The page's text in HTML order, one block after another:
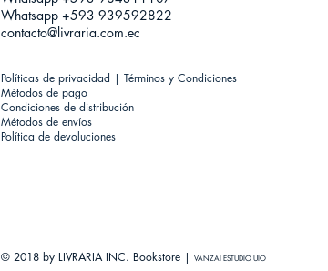
Whatsapp +593 939592822
contacto@livraria.com.ec
Políticas de privacidad | Términos y Condiciones
Métodos de pago
Condiciones de distribución
Métodos de envíos
Política de devoluciones
© 2018 by LIVRARIA INC. Bookstore | VANZAI ESTUDIO UIO